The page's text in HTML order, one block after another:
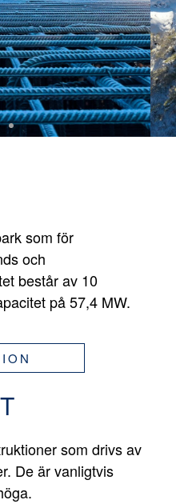
som för
och
består av 10
på 57,4 MW.
som drivs av
De är vanligtvis